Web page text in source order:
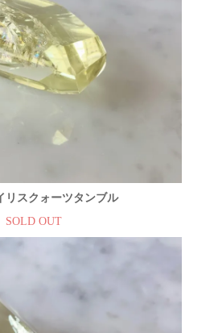
リスクォーツタンブル
SOLD OUT